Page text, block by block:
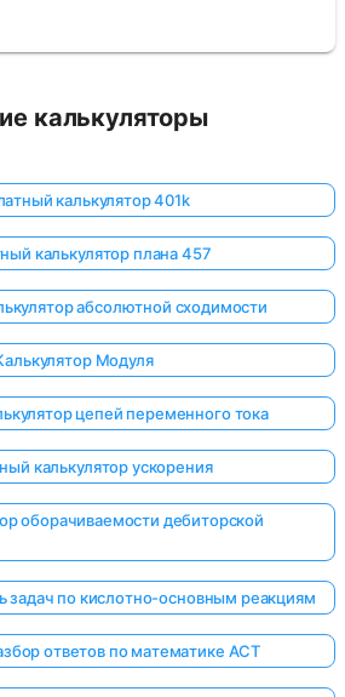
калькуляторы
калькулятор 401k
калькулятор плана 457
абсолютной сходимости
Модуля
цепей переменного тока
калькулятор ускорения
оборачиваемости дебиторской
задач по кислотно-основным реакциям
ответов по математике ACT